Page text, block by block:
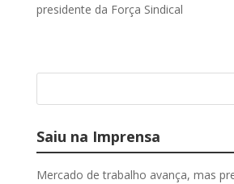
presidente da Força Sindical
Saiu na Imprensa
Mercado de trabalho avança, mas